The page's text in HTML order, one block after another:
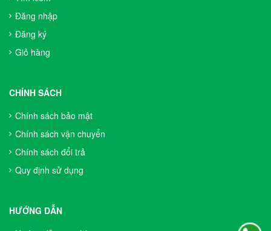
Đăng nhập
Đăng ký
Giỏ hàng
CHÍNH SÁCH
Chính sách bảo mật
Chính sách vận chuyển
Chính sách đổi trả
Quy định sử dụng
HƯỚNG DẪN